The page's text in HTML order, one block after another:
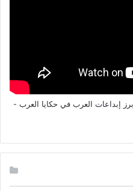
إبداعات العرب في حكايا العرب -